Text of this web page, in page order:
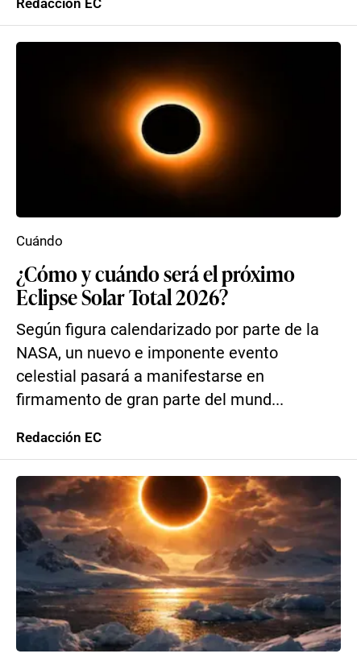
Redacción EC
¿Cómo y cuándo será el próximo
Eclipse Solar Total 2026?
Según figura calendarizado por parte de la
NASA, un nuevo e imponente evento
celestial pasará a manifestarse en
firmamento de gran parte del mund...
Cuándo
Redacción EC